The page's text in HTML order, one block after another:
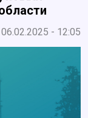
06.02.2025 - 12:05